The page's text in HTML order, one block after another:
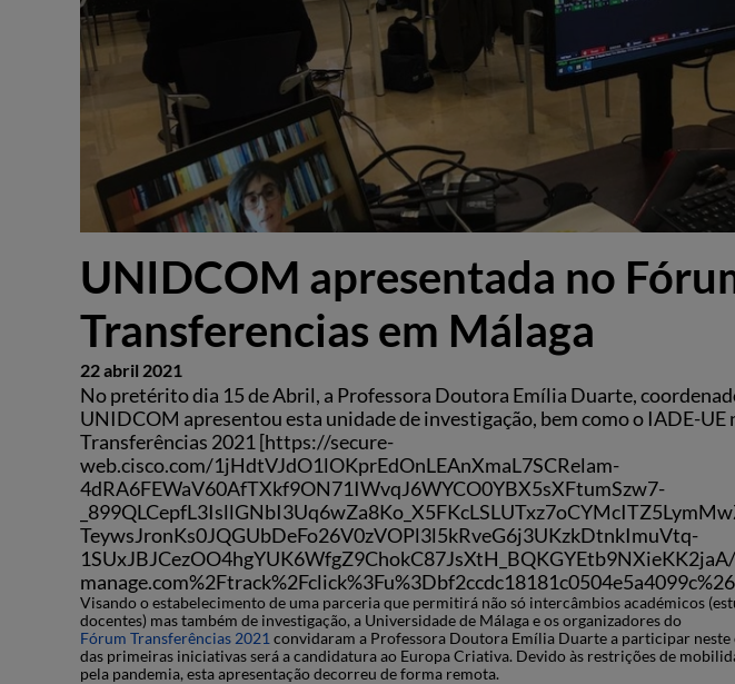
UNIDCOM apresentada no
Transferencias em Málaga
22 abril 2021
No pretérito dia 15 de Abril, a Professora Doutora Emília Duarte,
UNIDCOM apresentou esta unidade de investigação, bem como o IADE-UE
Transferências 2021 [https://secure-
web.cisco.com/1jHdtVJdO1lOKprEdOnLEAnXmaL7SCRelam-
4dRA6FEWaV60AfTXkf9ON71IWvqJ6WYCO0YBX5sXFtumSzw7-
TeywsJronKs0JQGUbDeFo26V0zVOPl3l5kRveG6j3UKzkDtnkImuVtq-
Visando o estabelecimento de uma parceria que permitirá não só intercâmbios académicos
docentes) mas também de investigação, a Universidade de Málaga e os organizadores do
Fórum Transferências 2021 convidaram a Professora Doutora Emília Duarte a participar neste
das primeiras iniciativas será a candidatura ao Europa Criativa. Devido às restrições de
pela pandemia, esta apresentação decorreu de forma remota.